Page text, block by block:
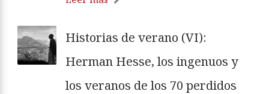
Historias de verano (VI):
Herman Hesse, los ingenuos y
los veranos de los 70 perdidos